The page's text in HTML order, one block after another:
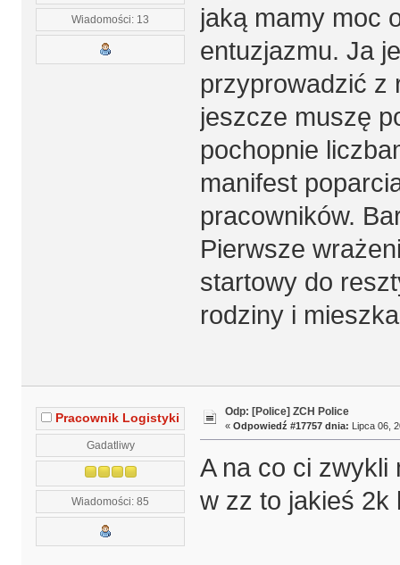
Wiadomości: 13
jaką mamy moc
entuzjazmu. Ja
przyprowadzić z
jeszcze muszę
pochopnie
manifest
pracowników.
Pierwsze
startowy do
rodziny i
Pracownik Logistyki
Gadatliwy
Wiadomości: 85
Odp: [Police] ZCH Police
« Odpowiedź #17757 dnia: Lipca 06,
A na co ci zwykli
w zz to jakieś 2k